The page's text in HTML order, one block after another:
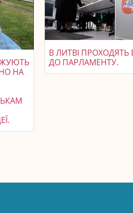
НА
В ЛИТВІ
ДО ПАРЛАМЕНТУ.